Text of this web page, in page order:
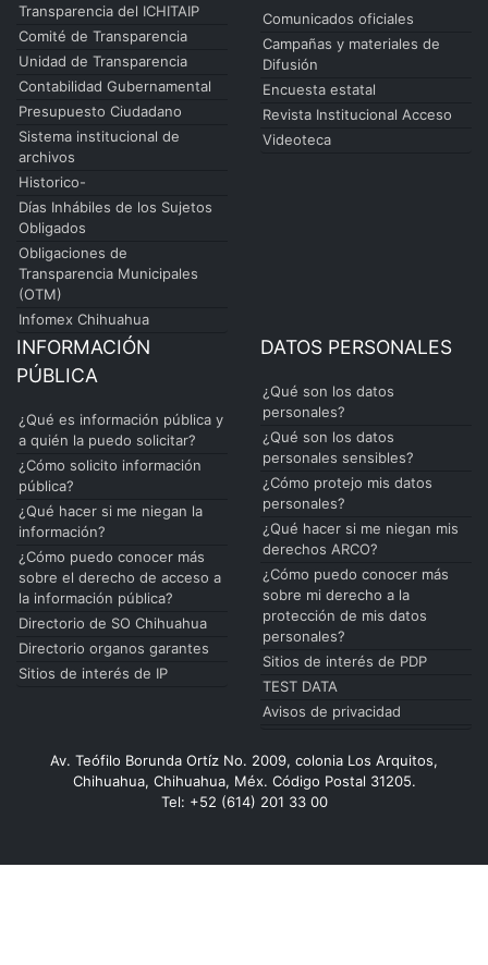
Transparencia del ICHITAIP
Comité de Transparencia
Unidad de Transparencia
Contabilidad Gubernamental
Presupuesto Ciudadano
Sistema institucional de
archivos
Historico-
Días Inhábiles de los Sujetos
Obligados
Obligaciones de
Transparencia Municipales
(OTM)
Infomex Chihuahua
Comunicados oficiales
Campañas y materiales de
Difusión
Encuesta estatal
Revista Institucional Acceso
Videoteca
INFORMACIÓN
PÚBLICA
¿Qué es información pública y
a quién la puedo solicitar?
¿Cómo solicito información
pública?
¿Qué hacer si me niegan la
información?
¿Cómo puedo conocer más
sobre el derecho de acceso a
la información pública?
Directorio de SO Chihuahua
Directorio organos garantes
Sitios de interés de IP
DATOS PERSONALES
¿Qué son los datos
personales?
¿Qué son los datos
personales sensibles?
¿Cómo protejo mis datos
personales?
¿Qué hacer si me niegan mis
derechos ARCO?
¿Cómo puedo conocer más
sobre mi derecho a la
protección de mis datos
personales?
Sitios de interés de PDP
TEST DATA
Avisos de privacidad
Av. Teófilo Borunda Ortíz No. 2009, colonia Los Arquitos,
Chihuahua, Chihuahua, Méx. Código Postal 31205.
Tel: +52 (614) 201 33 00